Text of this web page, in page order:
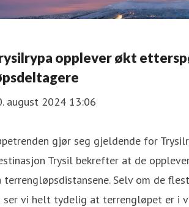
opplever økt
august 2024 13:06
gjør seg gjeldende for
Trysil bekrefter at de
terrengløpsdistansene. Selv om de
ser vi helt tydelig at terrengløpet er i